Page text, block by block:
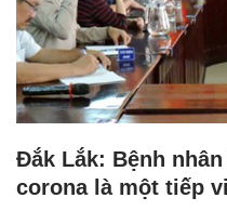
Đắk Lắk: Bệnh
corona là một tiếp